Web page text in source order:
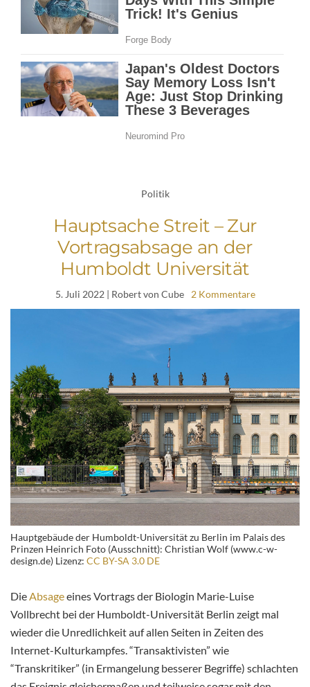
Politik
Hauptsache Streit – Zur
Vortragsabsage an der
Humboldt Universität
5. Juli 2022| Robert von Cube 2 Kommentare
Hauptgebäude der Humboldt-Universität zu Berlin im Palais des
Prinzen Heinrich Foto (Ausschnitt): Christian Wolf (www.c-w-
design.de) Lizenz: CC BY-SA 3.0 DE
DieAbsageeines Vortrags der Biologin Marie-Luise
Vollbrecht bei der Humboldt-Universität Berlin zeigt mal
wieder die Unredlichkeit auf allen Seiten in Zeiten des
Internet-Kulturkampfes. “Transaktivisten” wie
“Transkritiker” (in Ermangelung besserer Begriffe) schlachten